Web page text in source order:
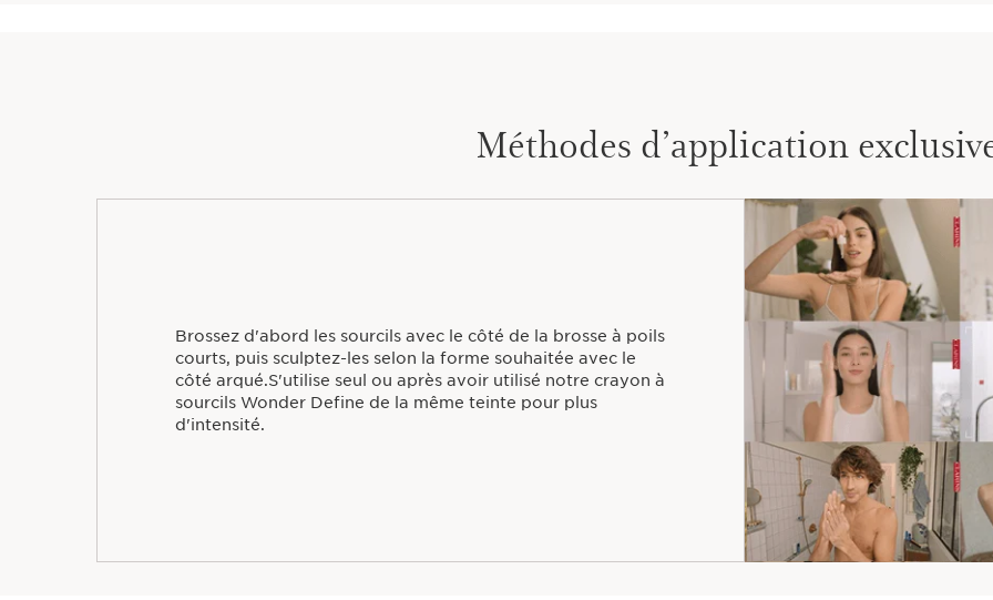
Méthodes d’application
Brossez d'abord les sourcils avec le côté de la brosse à poils
courts, puis sculptez-les selon la forme souhaitée avec le
côté arqué.S'utilise seul ou après avoir utilisé notre crayon à
sourcils Wonder Define de la même teinte pour plus
d'intensité.